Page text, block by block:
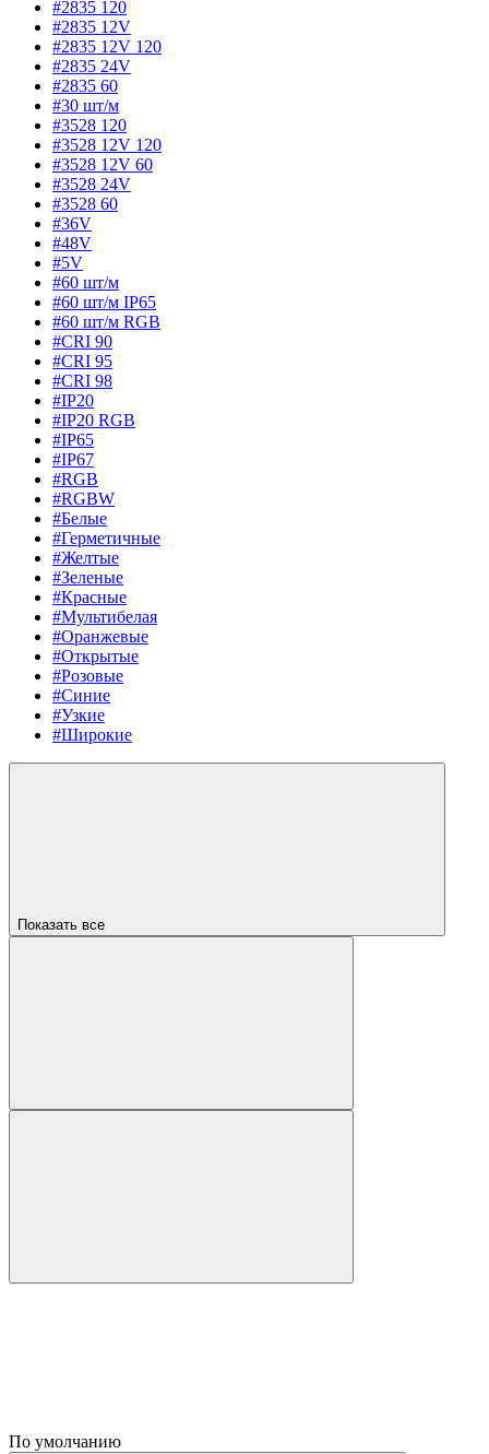
#2835 120
#2835 12V
#2835 12V 120
#2835 24V
#2835 60
#30 шт/м
#3528 120
#3528 12V 120
#3528 12V 60
#3528 24V
#3528 60
#36V
#48V
#5V
#60 шт/м
#60 шт/м IP65
#60 шт/м RGB
#CRI 90
#CRI 95
#CRI 98
#IP20
#IP20 RGB
#IP65
#IP67
#RGB
#RGBW
#Белые
#Герметичные
#Желтые
#Зеленые
#Красные
#Мультибелая
#Оранжевые
#Открытые
#Розовые
#Синие
#Узкие
#Широкие
Показать все
По умолчанию